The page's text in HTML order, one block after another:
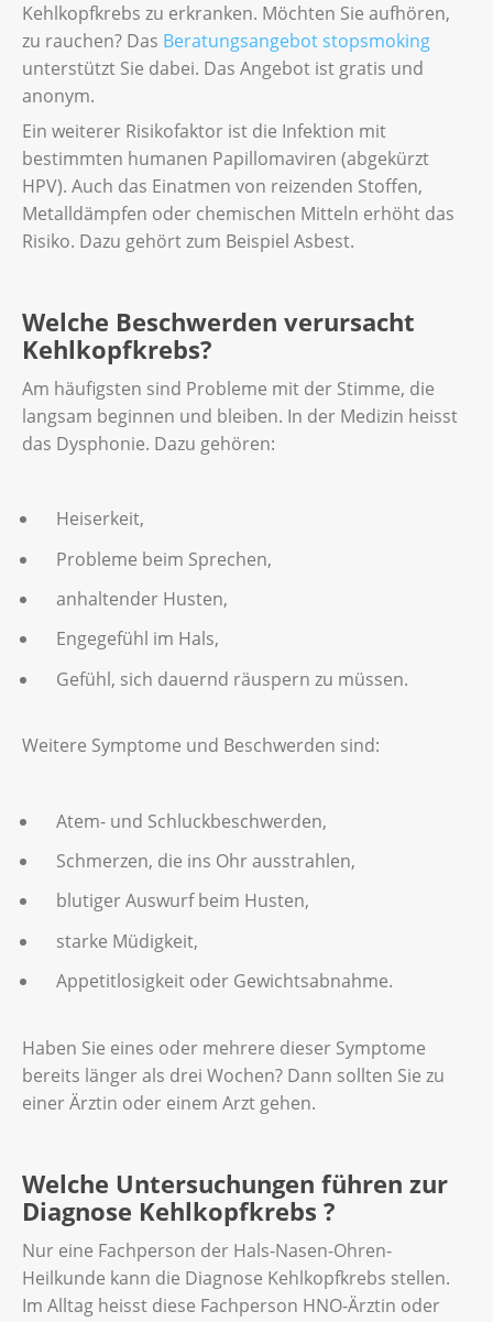
Kehlkopfkrebs zu erkranken. Möchten Sie aufhören,
zu rauchen? Das Beratungsangebot stopsmoking
unterstützt Sie dabei. Das Angebot ist gratis und
anonym.
Ein weiterer Risikofaktor ist die Infektion mit
bestimmten humanen Papillomaviren (abgekürzt
HPV). Auch das Einatmen von reizenden Stoffen,
Metalldämpfen oder chemischen Mitteln erhöht das
Risiko. Dazu gehört zum Beispiel Asbest.
Welche Beschwerden verursacht
Kehlkopfkrebs?
Am häufigsten sind Probleme mit der Stimme, die
langsam beginnen und bleiben. In der Medizin heisst
das Dysphonie. Dazu gehören:
Heiserkeit,
Probleme beim Sprechen,
anhaltender Husten,
Engegefühl im Hals,
Gefühl, sich dauernd räuspern zu müssen.
Weitere Symptome und Beschwerden sind:
Atem- und Schluckbeschwerden,
Schmerzen, die ins Ohr ausstrahlen,
blutiger Auswurf beim Husten,
starke Müdigkeit,
Appetitlosigkeit oder Gewichtsabnahme.
Haben Sie eines oder mehrere dieser Symptome
bereits länger als drei Wochen? Dann sollten Sie zu
einer Ärztin oder einem Arzt gehen.
Welche Untersuchungen führen zur
Diagnose Kehlkopfkrebs ?
Nur eine Fachperson der Hals-Nasen-Ohren-
Heilkunde kann die Diagnose Kehlkopfkrebs stellen.
Im Alltag heisst diese Fachperson HNO-Ärztin oder